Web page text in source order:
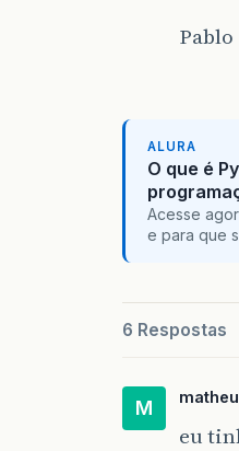
Pablo
ALURA
O que é
Acesse
e para que
6 Respostas
M
eu